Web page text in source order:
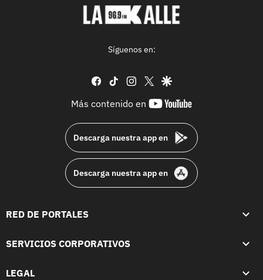
Síguenos en:
facebook
tiktok instagram
twittergoogle
Más contenido en
youtube-
Descarga nuestra app en
Descarga nuestra app en
RED DE PORTALES
SERVICIOS CORPORATIVOS
LEGAL